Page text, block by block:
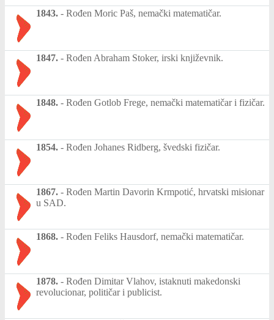
1843. - Rođen Moric Paš, nemački matematičar.
1847. - Rođen Abraham Stoker, irski književnik.
1848. - Rođen Gotlob Frege, nemački matematičar i fizičar.
1854. - Rođen Johanes Ridberg, švedski fizičar.
1867. - Rođen Martin Davorin Krmpotić, hrvatski misionar
u SAD.
1868. - Rođen Feliks Hausdorf, nemački matematičar.
1878. - Rođen Dimitar Vlahov, istaknuti makedonski
revolucionar, političar i publicist.